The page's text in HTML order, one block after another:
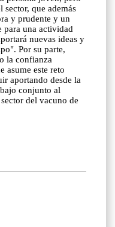
sector, que además
y prudente y un
para una actividad
nuevas ideas y
Por su parte,
la confianza
asume este reto
aportando desde la
conjunto al
del vacuno de